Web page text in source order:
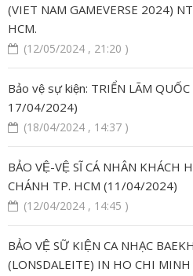
(VIET NAM GAMEVERSE 2024)
HCM.
(12/05/2024 , 21:20 )
Bảo vệ sự kiện: TRIỂN LÃM
17/04/2024)
(18/04/2024 , 14:37 )
BẢO VỆ-VỆ SĨ CÁ NHÂN KHÁCH
CHÁNH TP. HCM (11/04/2024)
(12/04/2024 , 14:45 )
BẢO VỆ SỮ KIỆN CA NHẠC
(LONSDALEITE) IN HO CHI